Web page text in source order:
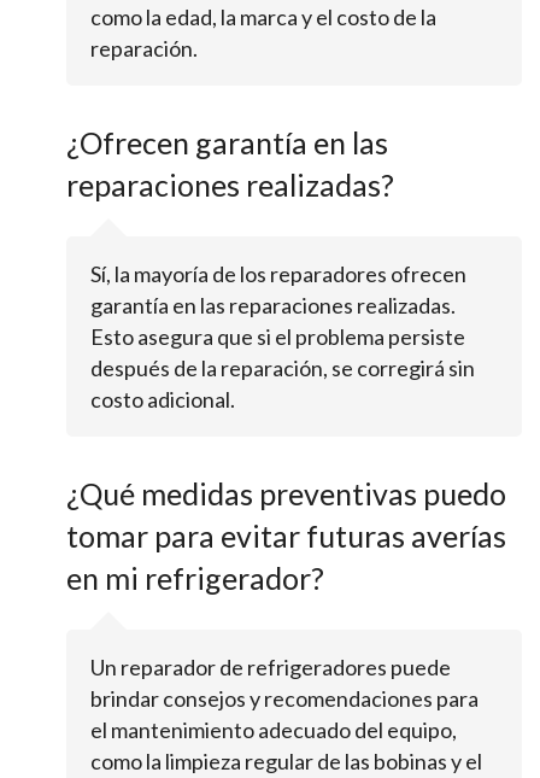
como la edad, la marca y el costo de la
reparación.
¿Ofrecen garantía en las
reparaciones realizadas?
Sí, la mayoría de los reparadores ofrecen
garantía en las reparaciones realizadas.
Esto asegura que si el problema persiste
después de la reparación, se corregirá sin
costo adicional.
¿Qué medidas preventivas puedo
tomar para evitar futuras averías
en mi refrigerador?
Un reparador de refrigeradores puede
brindar consejos y recomendaciones para
el mantenimiento adecuado del equipo,
como la limpieza regular de las bobinas y el